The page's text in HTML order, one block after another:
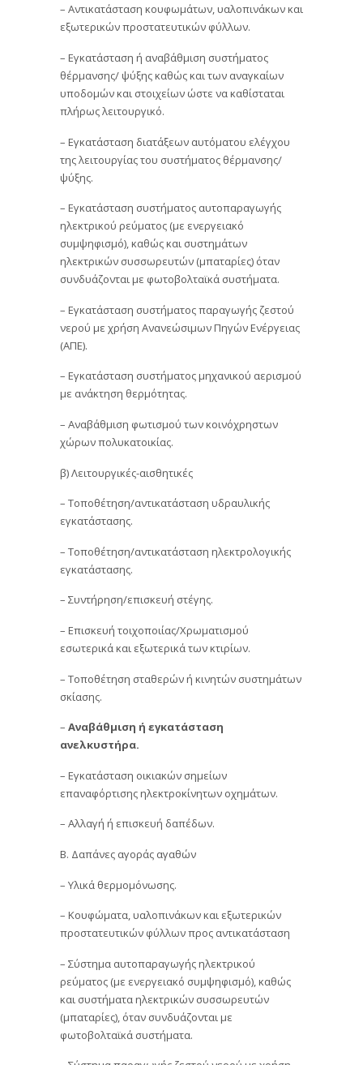
– Αντικατάσταση κουφωμάτων, υαλοπινάκων και
εξωτερικών προστατευτικών φύλλων.
– Εγκατάσταση ή αναβάθμιση συστήματος
θέρμανσης/ ψύξης καθώς και των αναγκαίων
υποδομών και στοιχείων ώστε να καθίσταται
πλήρως λειτουργικό.
– Εγκατάσταση διατάξεων αυτόματου ελέγχου
της λειτουργίας του συστήματος θέρμανσης/
ψύξης.
– Εγκατάσταση συστήματος αυτοπαραγωγής
ηλεκτρικού ρεύματος (με ενεργειακό
συμψηφισμό), καθώς και συστημάτων
ηλεκτρικών συσσωρευτών (μπαταρίες) όταν
συνδυάζονται με φωτοβολταϊκά συστήματα.
– Εγκατάσταση συστήματος παραγωγής ζεστού
νερού με χρήση Ανανεώσιμων Πηγών Ενέργειας
(ΑΠΕ).
– Εγκατάσταση συστήματος μηχανικού αερισμού
με ανάκτηση θερμότητας.
– Αναβάθμιση φωτισμού των κοινόχρηστων
χώρων πολυκατοικίας.
β) Λειτουργικές-αισθητικές
– Τοποθέτηση/αντικατάσταση υδραυλικής
εγκατάστασης.
– Τοποθέτηση/αντικατάσταση ηλεκτρολογικής
εγκατάστασης.
– Συντήρηση/επισκευή στέγης.
– Επισκευή τοιχοποιίας/Χρωματισμού
εσωτερικά και εξωτερικά των κτιρίων.
– Τοποθέτηση σταθερών ή κινητών συστημάτων
σκίασης.
– Αναβάθμιση ή εγκατάσταση
ανελκυστήρα.
– Εγκατάσταση οικιακών σημείων
επαναφόρτισης ηλεκτροκίνητων οχημάτων.
– Αλλαγή ή επισκευή δαπέδων.
B. Δαπάνες αγοράς αγαθών
– Υλικά θερμομόνωσης.
– Κουφώματα, υαλοπινάκων και εξωτερικών
προστατευτικών φύλλων προς αντικατάσταση
– Σύστημα αυτοπαραγωγής ηλεκτρικού
ρεύματος (με ενεργειακό συμψηφισμό), καθώς
και συστήματα ηλεκτρικών συσσωρευτών
(μπαταρίες), όταν συνδυάζονται με
φωτοβολταϊκά συστήματα.